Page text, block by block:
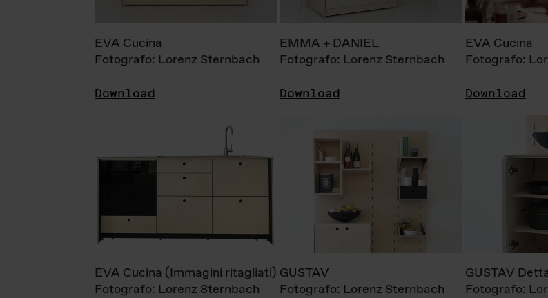
EVA Cucina
Fotografo: Lorenz Sternbach
Download
EMMA + DANIEL
Fotografo: Lorenz Sternbach
Download
EVA Cucina
Fotografo:
Download
EVA Cucina (Immagini ritagliati)
Fotografo: Lorenz Sternbach
GUSTAV
Fotografo: Lorenz Sternbach
GUSTAV
Fotografo: